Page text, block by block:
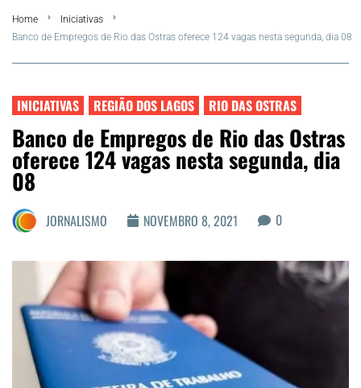
FLA Araru 2026
Região dos Lagos
Agenda Cultural
Colunistas
Home
Iniciativas
Banco de Empregos de Rio das Ostras oferece 124 vagas nesta segunda, dia 08
INICIATIVAS REGIÃO DOS LAGOS RIO DAS OSTRAS
Banco de Empregos de Rio das Ostras
oferece 124 vagas nesta segunda, dia
08
JORNALISMO NOVEMBRO 8, 2021 0